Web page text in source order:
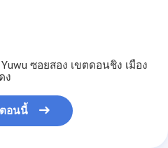
ซอยสอง เขตดอนชิง เมือง
ง
อนนี้